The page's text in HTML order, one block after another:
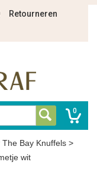
Retourneren
0
The Bay Knuffels >
wit